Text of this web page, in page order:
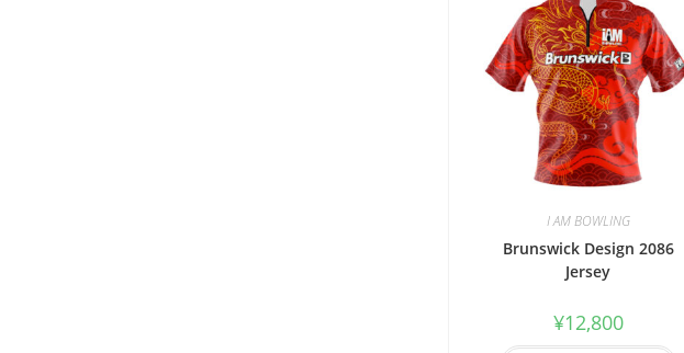
I AM BOWLING
Brunswick Design 2086
Jersey
¥12,800